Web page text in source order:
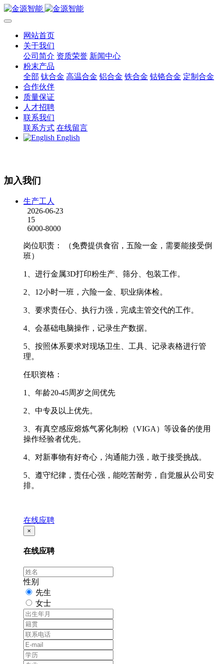
网站首页
关于我们
公司简介 资质荣誉 新闻中心
粉末产品
全部 钛合金 高温合金 铝合金 铁合金 钴铬合金 定制合金
合作伙伴
质量保证
人才招聘
联系我们
联系方式 在线留言
English
加入我们
生产工人
2026-06-23
15
6000-8000
岗位职责： （免费提供食宿，五险一金，需要能接受倒
班）
1、进行金属3D打印粉生产、筛分、包装工作。
2、12小时一班，六险一金、职业病体检。
3、要求责任心、执行力强，完成主管交代的工作。
4、会基础电脑操作，记录生产数据。
5、按照体系要求对现场卫生、工具、记录表格进行管
理。
任职资格：
1、年龄20-45周岁之间优先
2、中专及以上优先。
3、有真空感应熔炼气雾化制粉（VIGA）等设备的使用
操作经验者优先。
4、对新事物有好奇心，沟通能力强，敢于接受挑战。
5、遵守纪律，责任心强，能吃苦耐劳，自觉服从公司安
排。
在线应聘
×
在线应聘
性别
先生
女士